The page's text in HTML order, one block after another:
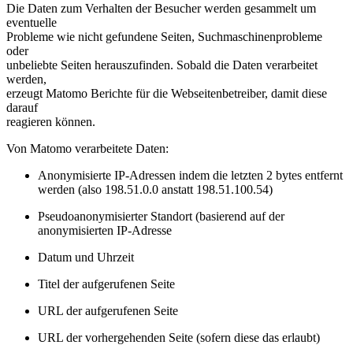
Die Daten zum Verhalten der Besucher werden gesammelt um
eventuelle
Probleme wie nicht gefundene Seiten, Suchmaschinenprobleme
oder
unbeliebte Seiten herauszufinden. Sobald die Daten verarbeitet
werden,
erzeugt Matomo Berichte für die Webseitenbetreiber, damit diese
darauf
reagieren können.
Von Matomo verarbeitete Daten:
Anonymisierte IP-Adressen indem die letzten 2 bytes entfernt
werden (also 198.51.0.0 anstatt 198.51.100.54)
Pseudoanonymisierter Standort (basierend auf der
anonymisierten IP-Adresse
Datum und Uhrzeit
Titel der aufgerufenen Seite
URL der aufgerufenen Seite
URL der vorhergehenden Seite (sofern diese das erlaubt)